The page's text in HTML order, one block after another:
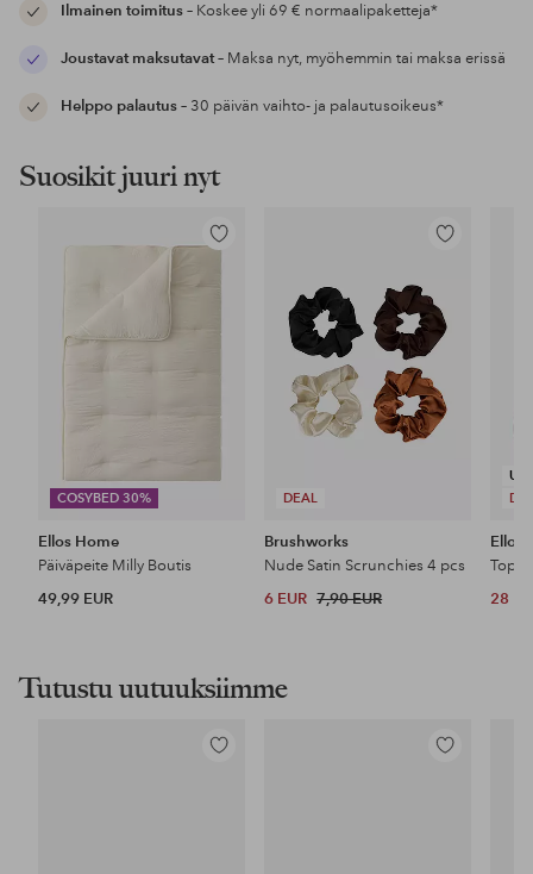
Ilmainen toimitus– Koskee yli 69 € normaalipaketteja*
Joustavat maksutavat– Maksa nyt, myöhemmin tai maksa erissä
Helppo palautus– 30 päivän vaihto- ja palautusoikeus*
Suosikit juuri nyt
COSYBED 30%
Lisää
Ellos Home
Päiväpeite Milly Boutis
49,99 EUR
DEAL
Lisää
Brushworks
Nude Satin Scrunchies 4 pcs
6 EUR 7,90 EUR
Ellos
Top
28
Tutustu uutuuksiimme
Lisää
Lisää